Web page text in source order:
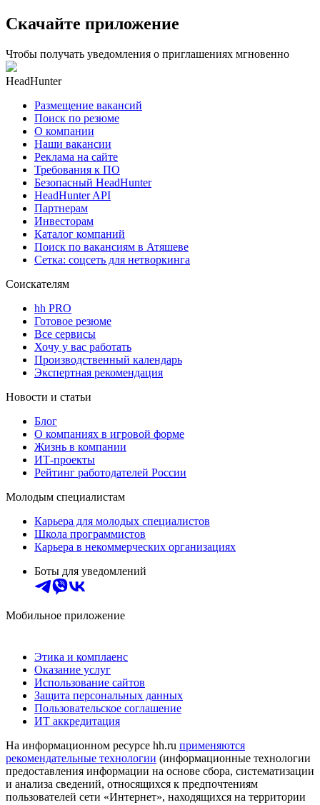
Скачайте приложение
Чтобы получать уведомления о приглашениях мгновенно
HeadHunter
Размещение вакансий
Поиск по резюме
О компании
Наши вакансии
Реклама на сайте
Требования к ПО
Безопасный HeadHunter
HeadHunter API
Партнерам
Инвесторам
Каталог компаний
Поиск по вакансиям в Атяшеве
Сетка: соцсеть для нетворкинга
Соискателям
hh PRO
Готовое резюме
Все сервисы
Хочу у вас работать
Производственный календарь
Экспертная рекомендация
Новости и статьи
Блог
О компаниях в игровой форме
Жизнь в компании
ИТ-проекты
Рейтинг работодателей России
Молодым специалистам
Карьера для молодых специалистов
Школа программистов
Карьера в некоммерческих организациях
Боты для уведомлений
Мобильное приложение
Этика и комплаенс
Оказание услуг
Использование сайтов
Защита персональных данных
Пользовательское соглашение
ИТ аккредитация
На информационном ресурсе hh.ru применяются
рекомендательные технологии (информационные технологии
предоставления информации на основе сбора, систематизации
и анализа сведений, относящихся к предпочтениям
пользователей сети «Интернет», находящихся на территории